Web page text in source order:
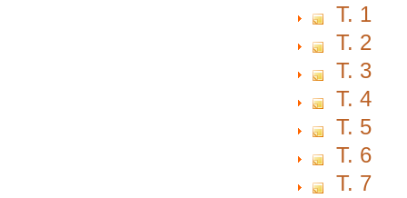
T. 1
T. 2
T. 3
T. 4
T. 5
T. 6
T. 7